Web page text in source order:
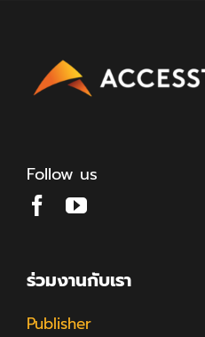
Follow us
ร่วมงานกับเรา
Publisher